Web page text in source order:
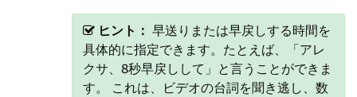
ヒント： 早送りまたは早戻しする時間を
具体的に指定できます。たとえば、「アレ
クサ、8秒早戻しして」と言うことができま
す。 これは、ビデオの台詞を聞き逃し、数